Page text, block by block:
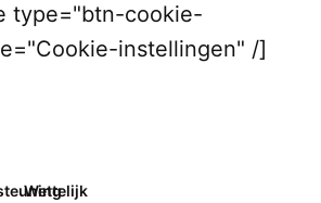
type="btn-cookie-
instellingen" /]
Wettelijk